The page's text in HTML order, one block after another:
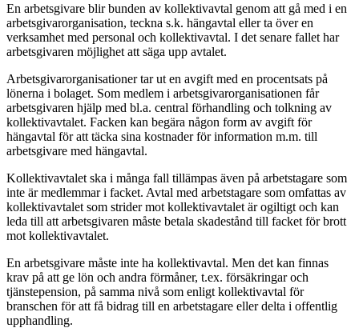
En arbetsgivare blir bunden av kollektivavtal genom att gå med i en
arbetsgivarorganisation, teckna s.k. hängavtal eller ta över en
verksamhet med personal och kollektivavtal. I det senare fallet har
arbetsgivaren möjlighet att säga upp avtalet.
Arbetsgivarorganisationer tar ut en avgift med en procentsats på
lönerna i bolaget. Som medlem i arbetsgivarorganisationen får
arbetsgivaren hjälp med bl.a. central förhandling och tolkning av
kollektivavtalet. Facken kan begära någon form av avgift för
hängavtal för att täcka sina kostnader för information m.m. till
arbetsgivare med hängavtal.
Kollektivavtalet ska i många fall tillämpas även på arbetstagare som
inte är medlemmar i facket. Avtal med arbetstagare som omfattas av
kollektivavtalet som strider mot kollektivavtalet är ogiltigt och kan
leda till att arbetsgivaren måste betala skadestånd till facket för brott
mot kollektivavtalet.
En arbetsgivare måste inte ha kollektivavtal. Men det kan finnas
krav på att ge lön och andra förmåner, t.ex. försäkringar och
tjänstepension, på samma nivå som enligt kollektivavtal för
branschen för att få bidrag till en arbetstagare eller delta i offentlig
upphandling.